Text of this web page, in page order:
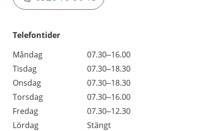
Telefontider
Måndag
07.30–16.00
Tisdag
07.30–18.30
Onsdag
07.30–18.30
Torsdag
07.30–16.00
Fredag
07.30–12.30
Lördag
Stängt